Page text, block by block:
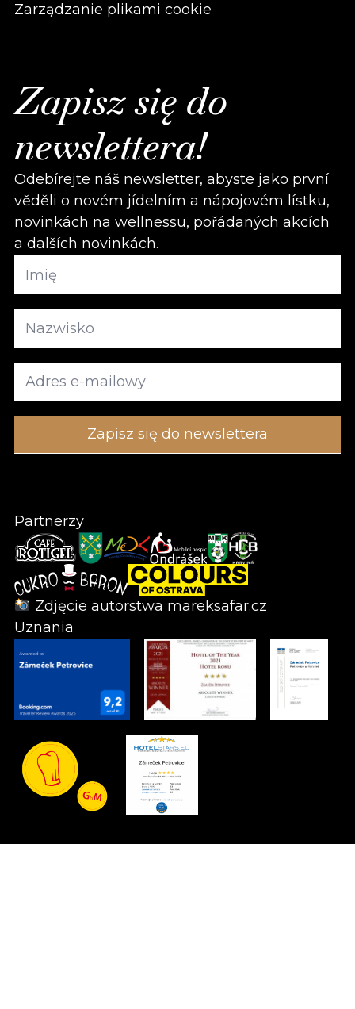
Zarządzanie plikami cookie
Zapisz się do
newslettera!
Odebírejte náš newsletter, abyste jako první
věděli o novém jídelním a nápojovém lístku,
novinkách na wellnessu, pořádaných akcích
a dalších novinkách.
Partnerzy
Zdjęcie autorstwa mareksafar.cz
Uznania